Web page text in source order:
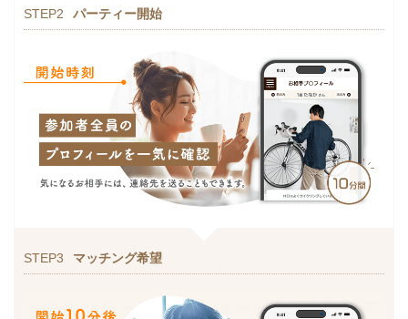
STEP2 パーティー開始
STEP3 マッチング希望